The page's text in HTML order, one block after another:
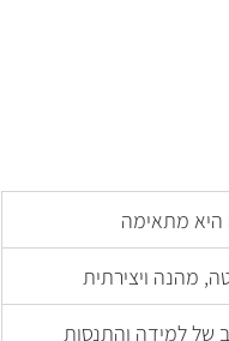
מתאימה
מהנה ויצירתית
של למידה והתנסות